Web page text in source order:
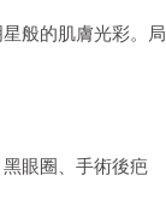
般的肌膚光彩。局
眼圈、手術後疤